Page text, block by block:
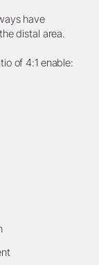
have
distal area.
of 4:1 enable: